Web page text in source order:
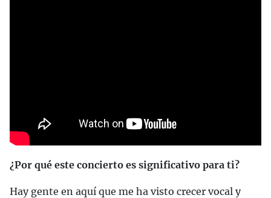
¿Por qué este concierto es significativo para ti?
Hay gente en aquí que me ha visto crecer vocal y